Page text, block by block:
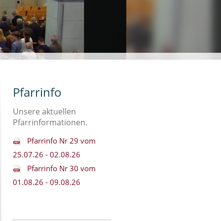
Pfarrinfo
Unsere aktuellen
Pfarrinformationen.
Pfarrinfo Nr 29 vom
25.07.26 - 02.08.26
Pfarrinfo Nr 30 vom
01.08.26 - 09.08.26